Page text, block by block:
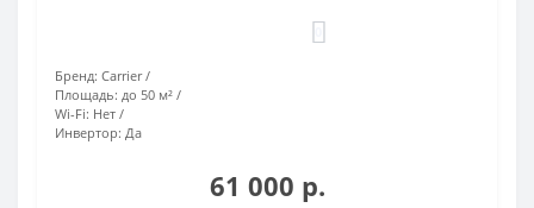
Бренд: Carrier
Площадь: до 50 м²
Wi-Fi: Нет
Инвертор: Да
61 000 р.